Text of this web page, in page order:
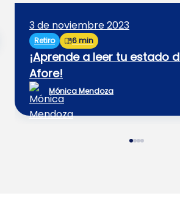
3 de noviembre 2023
Retiro 6 min
¡Aprende a leer tu estado
Afore!
Mónica Mendoza